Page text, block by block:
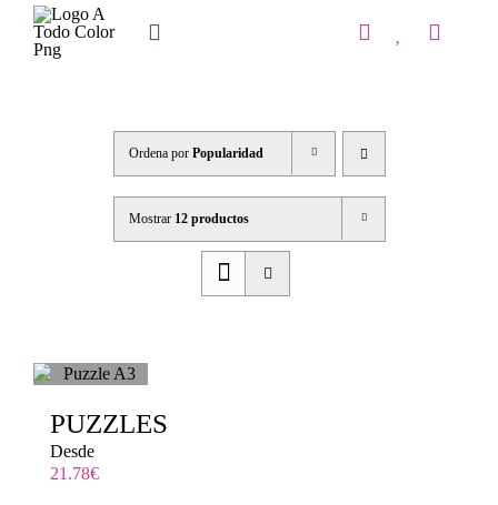
Saltar
contenido
Toggle
IMPRENTA
COPISTERIA
Contacto
Ordena por Popularidad
Mostrar 12 productos
PUZZLES
Desde
21.78€